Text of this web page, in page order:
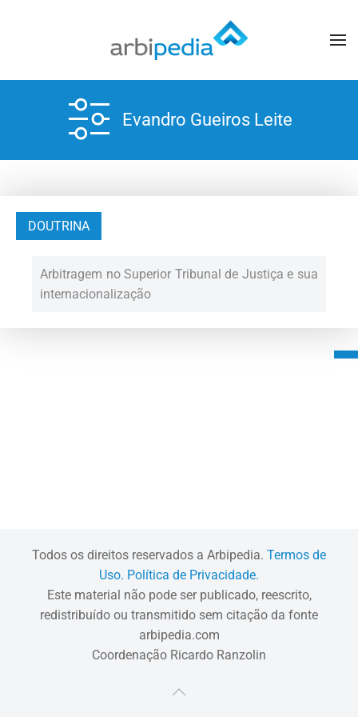
Evandro Gueiros Leite
DOUTRINA
Arbitragem no Superior Tribunal de Justiça e sua
internacionalização
Todos os direitos reservados a Arbipedia. Termos de
Uso. Política de Privacidade.
Este material não pode ser publicado, reescrito,
redistribuído ou transmitido sem citação da fonte
arbipedia.com
Coordenação Ricardo Ranzolin